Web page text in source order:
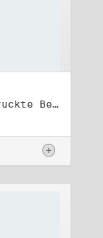
Titel: Manuskripte und gedruckte Belege (2)